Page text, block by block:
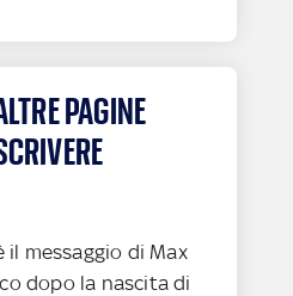
PAGINE
il messaggio di Max
dopo la nascita di